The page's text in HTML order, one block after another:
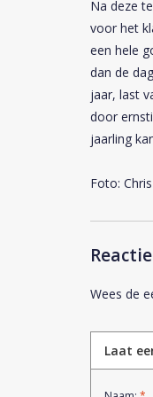
Na deze
voor het
een hele
dan de
jaar, last
door
jaarling
Foto:
Wees de
Laat